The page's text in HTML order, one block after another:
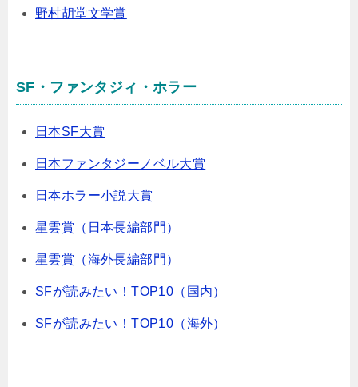
野村胡堂文学賞
SF・ファンタジィ・ホラー
日本SF大賞
日本ファンタジーノベル大賞
日本ホラー小説大賞
星雲賞（日本長編部門）
星雲賞（海外長編部門）
SFが読みたい！TOP10（国内）
SFが読みたい！TOP10（海外）